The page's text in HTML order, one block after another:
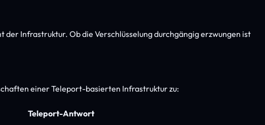
Infrastruktur. Ob die Verschlüsselung durchgängig erzwungen ist
einer Teleport-basierten Infrastruktur zu:
Teleport-Antwort